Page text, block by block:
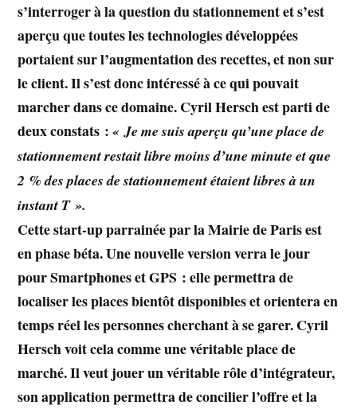
s’interroger à la question du stationnement et s’est
aperçu que toutes les technologies développées
portaient sur l’augmentation des recettes, et non sur
le client. Il s’est donc intéressé à ce qui pouvait
marcher dans ce domaine. Cyril Herschest parti de
deux constats :« Je me suis aperçu qu’une place de
stationnement restait libre moins d’une minute et que
2 % des places de stationnement étaient libres à un
instant T ».
Cette start-up parrainée par la Mairie de Paris est
en phase béta. Une nouvelle version verra le jour
pour Smartphones et GPS : elle permettra de
localiser les places bientôt disponibles et orientera en
temps réel les personnes cherchant à se garer. Cyril
Herschvoit cela comme une véritable place de
marché. Il veut jouer un véritable rôle d’intégrateur,
son application permettra de concilier l’offre et la